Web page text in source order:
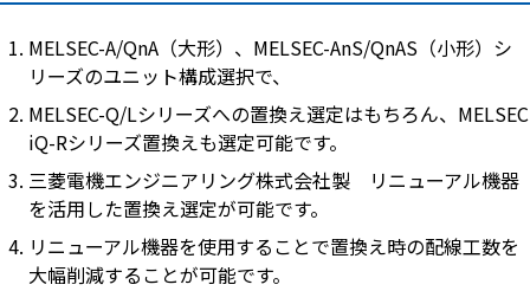
MELSEC-A/QnA（大形）、MELSEC-AnS/QnAS（小形）シ
リーズのユニット構成選択で、
MELSEC-Q/Lシリーズへの置換え選定はもちろん、MELSEC
iQ-Rシリーズ置換えも選定可能です。
三菱電機エンジニアリング株式会社製 リニューアル機器
を活用した置換え選定が可能です。
リニューアル機器を使用することで置換え時の配線工数を
大幅削減することが可能です。